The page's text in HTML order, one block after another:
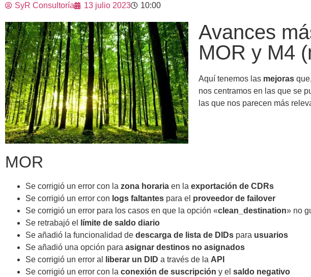
SyR Consultoría
13 julio 2023 10:00
Avances
MOR y M4
Aquí tenemos las mejoras
nos centramos en las que se
las que nos parecen más
MOR
Se corrigió un error con la zona horaria en la exportación de CDRs
Se corrigió un error con logs faltantes para el proveedor de failover
Se corrigió un error para los casos en que la opción «clean_destination» no
Se retrabajó el
límite de saldo diario
Se añadió la funcionalidad de descarga de lista de DIDs para usuarios
Se añadió una opción para asignar destinos no asignados
Se corrigió un error al
liberar un DID a través de la API
Se corrigió un error con la conexión de suscripción y el saldo negativo